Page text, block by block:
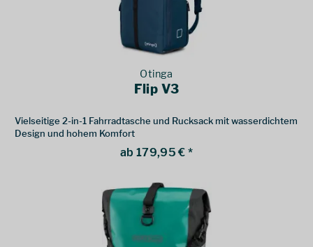
Otinga
Flip V3
Vielseitige 2-in-1 Fahrradtasche und Rucksack mit wasserdichtem
Design und hohem Komfort
ab 179,95 € *